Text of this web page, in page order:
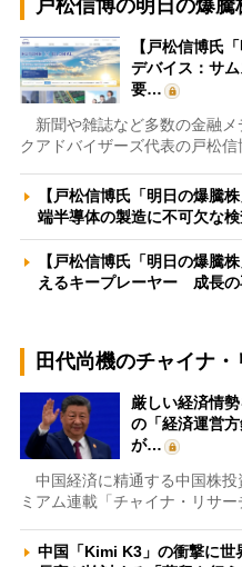
戸松信博の明日の爆騰
【戸松信博氏
デバイス：サ
要…
新聞や雑誌など多数の金融メ
クアドバイザーズ代表の戸松信
【戸松信博氏「明日の爆騰
端半導体の製造に不可欠な
【戸松信博氏「明日の爆騰
えるキープレーヤー 成長
田代尚機のチャイナ・
厳しい経済情
の「経済運営
が…
中国経済に精通する中国株投
ミアム連載「チャイナ・リサ
中国「Kimi K3」の衝撃に